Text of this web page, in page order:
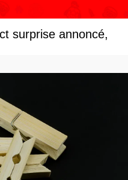
surprise annoncé,